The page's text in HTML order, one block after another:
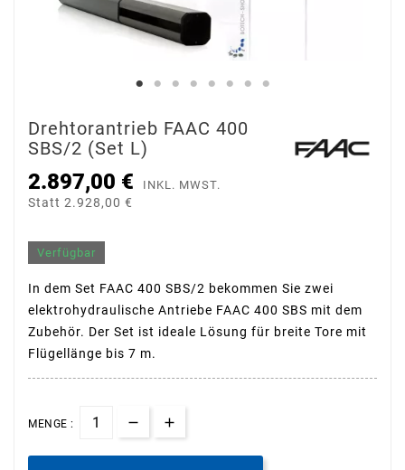
Drehtorantrieb FAAC 400
SBS/2 (Set L)
2.897,00 € INKL. MWST.
Statt 2.928,00 €
Verfügbar
In dem Set FAAC 400 SBS/2 bekommen Sie zwei
elektrohydraulische Antriebe FAAC 400 SBS mit dem
Zubehör. Der Set ist ideale Lösung für breite Tore mit
Flügellänge bis 7 m.
MENGE :